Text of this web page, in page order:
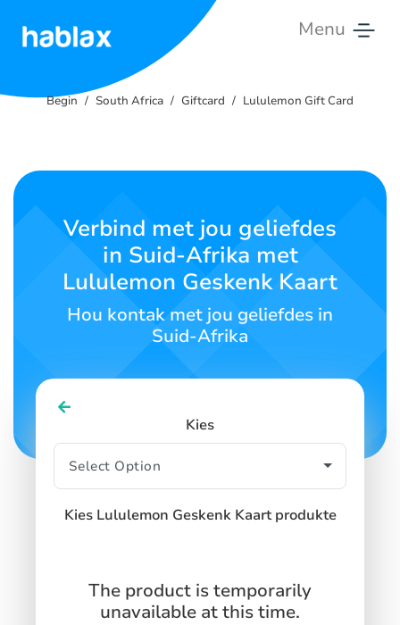
Menu
Tariewe
Kontak
Afrikaans
Begin South Africa Giftcard Lululemon Gift Card
Verbind met jou geliefdes
in Suid-Afrika met
Lululemon Geskenk Kaart
Hou kontak met jou geliefdes in
Suid-Afrika
Kies
Kies Lululemon Geskenk Kaart produkte
The product is temporarily
unavailable at this time.